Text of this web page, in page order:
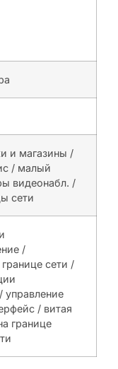
и магазины /
/ малый
видеонабл. /
сети
/
сети /
управление
/ витая
границе